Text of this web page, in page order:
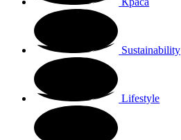
Sustainability
Lifestyle